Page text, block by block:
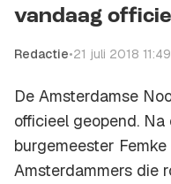
vandaag
Redactie•21 juli 2018 11:49
De Amsterdamse
officieel geopend.
burgemeester
Amsterdammers die